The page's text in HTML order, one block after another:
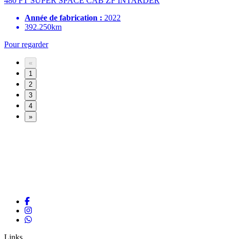
Année de fabrication : 2022
392.250km
Pour regarder
«
1
2
3
4
»